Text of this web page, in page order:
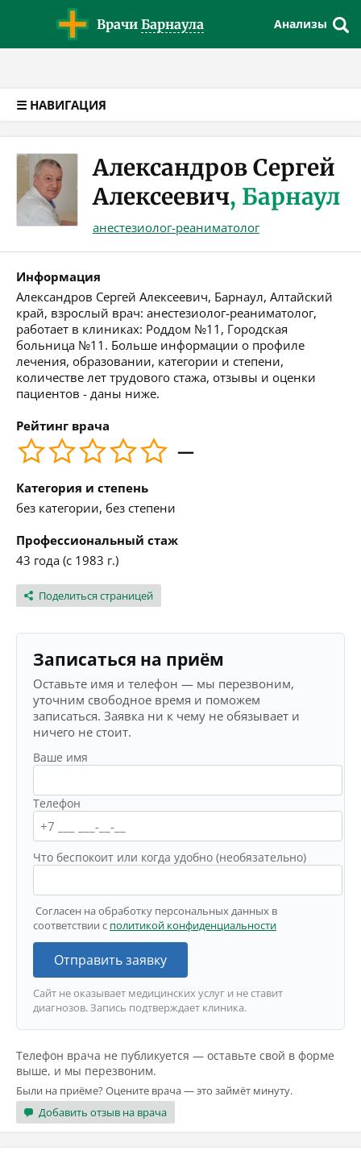
Врачи Барнаула Анализы
☰ НАВИГАЦИЯ
Александров Сергей
Алексеевич, Барнаул
анестезиолог-реаниматолог
Информация
Александров Сергей Алексеевич, Барнаул, Алтайский
край, взрослый врач: анестезиолог-реаниматолог,
работает в клиниках: Роддом №11, Городская
больница №11. Больше информации о профиле
лечения, образовании, категории и степени,
количестве лет трудового стажа, отзывы и оценки
пациентов - даны ниже.
Рейтинг врача
—
Категория и степень
без категории, без степени
Профессиональный стаж
43 года (с 1983 г.)
Поделиться страницей
Записаться на приём
Оставьте имя и телефон — мы перезвоним,
уточним свободное время и поможем
записаться. Заявка ни к чему не обязывает и
ничего не стоит.
Ваше имя
Телефон
Что беспокоит или когда удобно (необязательно)
Согласен на обработку персональных данных в
соответствии с политикой конфиденциальности
Отправить заявку
Сайт не оказывает медицинских услуг и не ставит
диагнозов. Запись подтверждает клиника.
Телефон врача не публикуется — оставьте свой в форме
выше, и мы перезвоним.
Были на приёме? Оцените врача — это займёт минуту.
Добавить отзыв на врача